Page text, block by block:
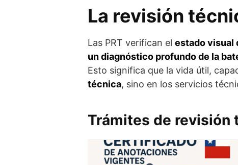
La revisión
Las PRT verifican el estado visual
un diagnóstico profundo de la
Esto significa que la vida útil,
técnica, sino en los servicios
Trámites de revisión